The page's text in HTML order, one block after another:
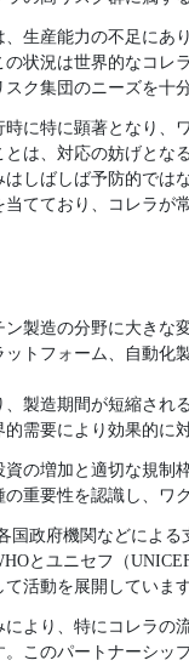
、生産能力の不足にあ
の状況は世界的なコ
ク集団のニーズを十
時に特に顕著となり、
は、対応の妨げとな
しばしば予防的では
てており、コレラが
製造の分野に大きな
トフォーム、自動化
、製造期間が短縮され
需要により効果的に
の増加と適切な規制
重要性を認識し、ワ
国政府機関などによ
とユニセフ（
活動を展開しています
により、特にコレラの
このパートナーシッ